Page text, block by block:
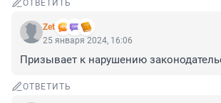
ОТВЕТИТЬ
Zet
25 января 2024, 16:06
Призывает к нарушению
ОТВЕТИТЬ